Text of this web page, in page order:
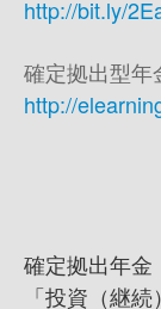
http://bit.ly/
確定拠出型年
http://
確定拠出年金
「投資（継